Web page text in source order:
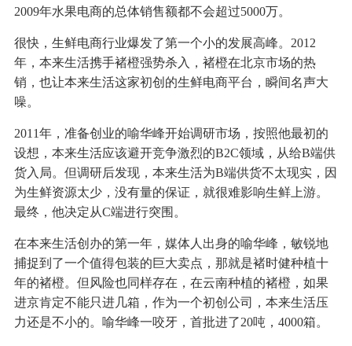
2009年水果电商的总体销售额都不会超过5000万。
很快，生鲜电商行业爆发了第一个小的发展高峰。2012
年，本来生活携手褚橙强势杀入，褚橙在北京市场的热
销，也让本来生活这家初创的生鲜电商平台，瞬间名声大
噪。
2011年，准备创业的喻华峰开始调研市场，按照他最初的
设想，本来生活应该避开竞争激烈的B2C领域，从给B端供
货入局。但调研后发现，本来生活为B端供货不太现实，因
为生鲜资源太少，没有量的保证，就很难影响生鲜上游。
最终，他决定从C端进行突围。
在本来生活创办的第一年，媒体人出身的喻华峰，敏锐地
捕捉到了一个值得包装的巨大卖点，那就是褚时健种植十
年的褚橙。但风险也同样存在，在云南种植的褚橙，如果
进京肯定不能只进几箱，作为一个初创公司，本来生活压
力还是不小的。喻华峰一咬牙，首批进了20吨，4000箱。